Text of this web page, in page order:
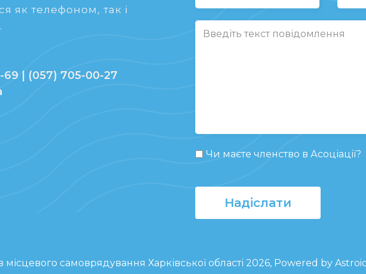
як телефоном, так і
69 | (057) 705-00-27
Чи маєте членство в Асоціації?
Надіслати
місцевого самоврядування Харківської області 2026, Powered by Astroid